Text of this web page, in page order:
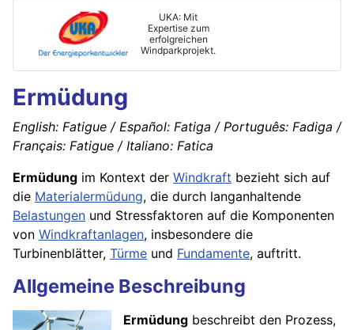
UKA: Mit
Expertise zum
erfolgreichen
Windparkprojekt.
Ermüdung
English: Fatigue / Español: Fatiga / Português: Fadiga /
Français: Fatigue / Italiano: Fatica
Ermüdung im Kontext der Windkraft bezieht sich auf
die Materialermüdung, die durch langanhaltende
Belastungen und Stressfaktoren auf die Komponenten
von Windkraftanlagen, insbesondere die
Turbinenblätter, Türme und Fundamente, auftritt.
Allgemeine Beschreibung
Ermüdungbeschreibt den Prozess,